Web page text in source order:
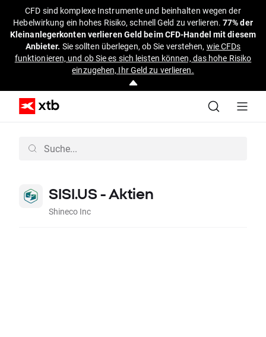
CFD sind komplexe Instrumente und beinhalten wegen der
Hebelwirkung ein hohes Risiko, schnell Geld zu verlieren.77% der
Kleinanlegerkonten verlieren Geld beim CFD-Handel mit diesem
Anbieter. Sie sollten überlegen, ob Sie verstehen, wie CFDs
funktionieren, und ob Sie es sich leisten können, das hohe Risiko
einzugehen, Ihr Geld zu verlieren.
SISI.US - Aktien
Shineco Inc